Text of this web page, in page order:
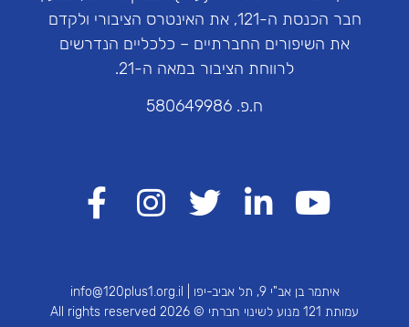
חבר הכנסת ה-121, את האינטרס הציבורי ולקדם
את השיפורים החברתיים – כלכליים הנדרשים
לרווחת הציבור במאה ה-21.
ח.פ. 580649986
איתמר בן אב"י 9, תל אביב-יפו |
info@120plus1.org.il
עמותת 121 מנוע לשינוי חברתי © 2026 All rights reserved